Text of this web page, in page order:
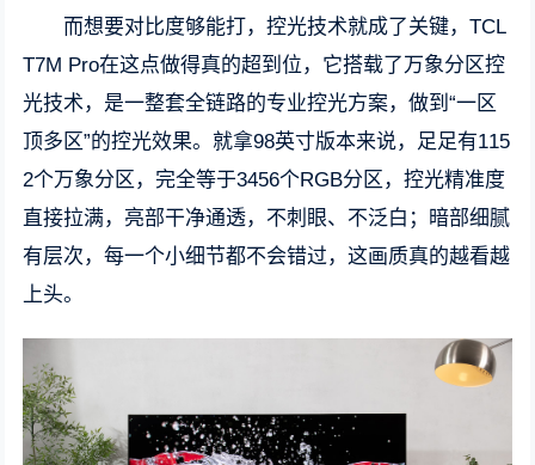
而想要对比度够能打，控光技术就成了关键，TCL
T7M Pro在这点做得真的超到位，它搭载了万象分区控
光技术，是一整套全链路的专业控光方案，做到“一区
顶多区”的控光效果。就拿98英寸版本来说，足足有115
2个万象分区，完全等于3456个RGB分区，控光精准度
直接拉满，亮部干净通透，不刺眼、不泛白；暗部细腻
有层次，每一个小细节都不会错过，这画质真的越看越
上头。